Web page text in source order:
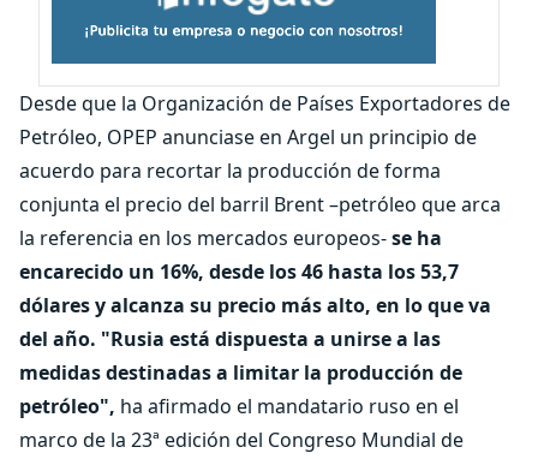
Desde que la Organización de Países Exportadores de
Petróleo, OPEP anunciase en Argel un principio de
acuerdo para recortar la producción de forma
conjunta el precio del barril Brent –petróleo que arca
la referencia en los mercados europeos-se ha
encarecido un 16%, desde los 46 hasta los 53,7
dólares y alcanza su precio más alto, en lo que va
del año. "Rusia está dispuesta a unirse a las
medidas destinadas a limitar la producción de
petróleo", ha afirmado el mandatario ruso en el
marco de la 23ª edición del Congreso Mundial de